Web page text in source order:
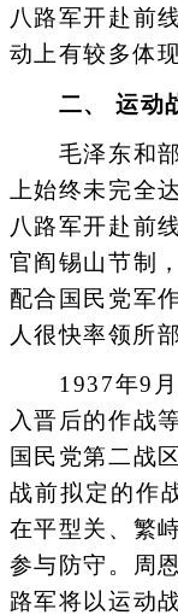
八路军开赴前
动上有较多体现
二、 运动战
毛泽东和部
上始终未完全
八路军开赴前
官阎锡山节制
配合国民党军
人很快率领所
1937年9月
入晋后的作战
国民党第二战
战前拟定的作
在平型关、繁
参与防守。周
路军将以运动